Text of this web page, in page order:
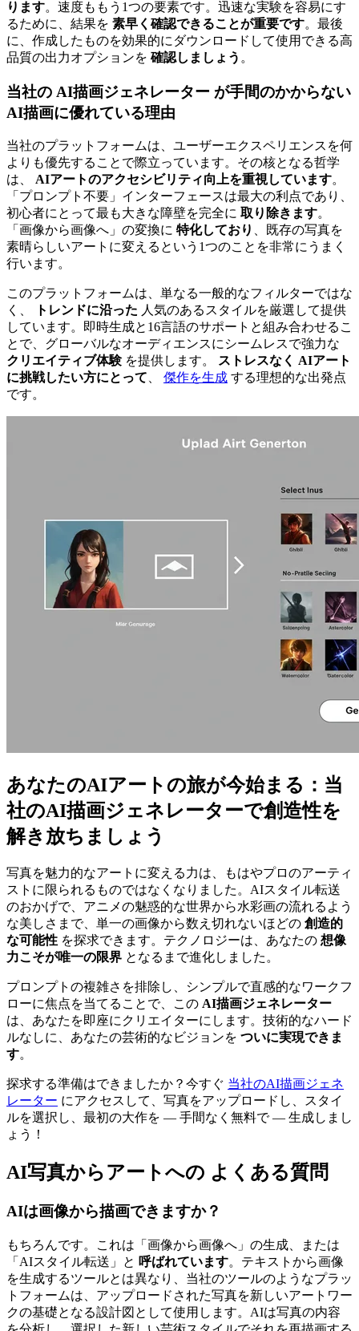
ります。速度ももう1つの要素です。迅速な実験を容易にす
るために、結果を 素早く確認できることが重要です。最後
に、作成したものを効果的にダウンロードして使用できる高
品質の出力オプションを 確認しましょう 。
当社の AI描画ジェネレーター が手間のかからない
AI描画に優れている理由
当社のプラットフォームは、ユーザーエクスペリエンスを何
よりも優先することで際立っています。その核となる哲学
は、 AIアートのアクセシビリティ向上を重視しています。
「プロンプト不要」インターフェースは最大の利点であり、
初心者にとって最も大きな障壁を完全に 取り除きます。
「画像から画像へ」の変換に 特化しており
、既存の写真を
素晴らしいアートに変えるという1つのことを非常にうまく
行います。
このプラットフォームは、単なる一般的なフィルターではな
く、
トレンドに沿った 人気のあるスタイルを厳選して提供
しています。即時生成と16言語のサポートと組み合わせるこ
とで、グローバルなオーディエンスにシームレスで強力な
クリエイティブ体験を提供します。
ストレスなく AIアート
に挑戦したい方にとって
傑作を生成 する理想的な出発点
です。
あなたのAIアートの旅が今始まる：当
社のAI描画ジェネレーターで創造性を
解き放ちましょう
写真を魅力的なアートに変える力は、もはやプロのアーティ
ストに限られるものではなくなりました。AIスタイル転送
のおかげで、アニメの魅惑的な世界から水彩画の流れるよう
な美しさまで、単一の画像から数え切れないほどの 創造的
な可能性 を探求できます。テクノロジーは、あなたの 想像
力こそが唯一の限界 となるまで進化しました。
プロンプトの複雑さを排除し、シンプルで直感的なワークフ
ローに焦点を当てることで、この AI描画ジェネレーター
は、あなたを即座にクリエイターにします。技術的なハード
ルなしに、あなたの芸術的なビジョンを ついに実現できま
す。
探求する準備はできましたか？今すぐ 当社のAI描画ジェネ
レーター にアクセスして、写真をアップロードし、スタイ
ルを選択し、最初の大作を — 手間なく無料で — 生成しまし
ょう！
AI写真からアートへの よくある質問
AIは画像から描画できますか？
もちろんです。これは「画像から画像へ」の生成、または
「AIスタイル転送」と 呼ばれています。テキストから画像
を生成するツールとは異なり、当社のツールのようなプラッ
トフォームは、アップロードされた写真を新しいアートワー
クの基礎となる設計図として使用します。AIは写真の内容